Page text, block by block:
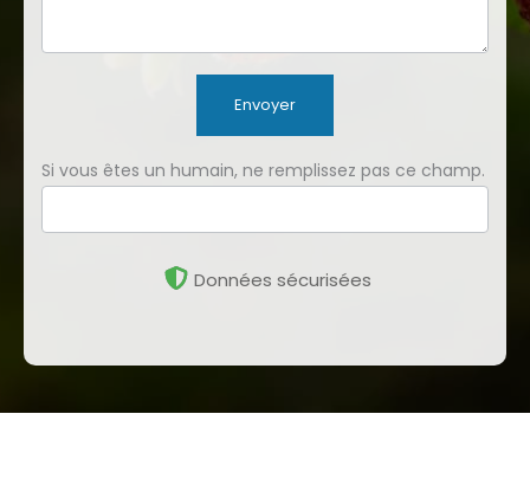
Envoyer
Si vous êtes un humain, ne remplissez pas ce champ.
Données sécurisées